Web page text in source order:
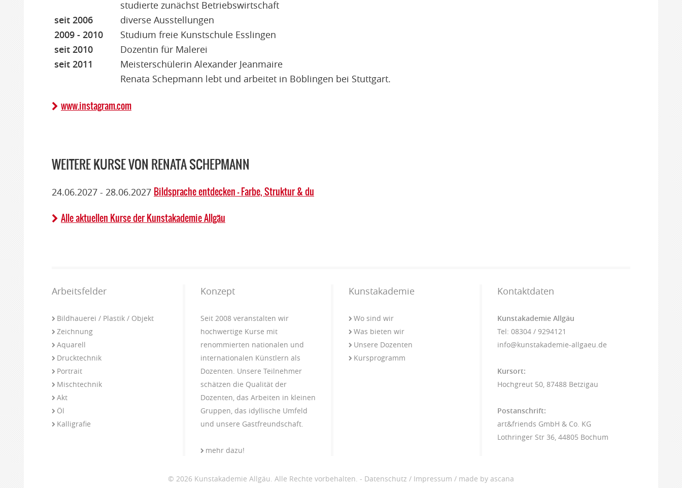
studierte zunächst Betriebswirtschaft
seit 2006
diverse Ausstellungen
2009 - 2010
Studium freie Kunstschule Esslingen
seit 2010
Dozentin für Malerei
seit 2011
Meisterschülerin Alexander Jeanmaire
Renata Schepmann lebt und arbeitet in Böblingen bei Stuttgart.
www.instagram.com
WEITERE KURSE VON RENATA SCHEPMANN
24.06.2027 - 28.06.2027 Bildsprache entdecken – Farbe, Struktur & du
Alle aktuellen Kurse der Kunstakademie Allgäu
Arbeitsfelder
Bildhauerei / Plastik / Objekt
Zeichnung
Aquarell
Drucktechnik
Portrait
Mischtechnik
Akt
Öl
Kalligrafie
Konzept
Seit 2008 veranstalten wir
hochwertige Kurse mit
renommierten nationalen und
internationalen Künstlern als
Dozenten. Unsere Teilnehmer
schätzen die Qualität der
Dozenten, das Arbeiten in kleinen
Gruppen, das idyllische Umfeld
und unsere Gastfreundschaft.
mehr dazu!
Kunstakademie
Wo sind wir
Was bieten wir
Unsere Dozenten
Kursprogramm
Kontaktdaten
Kunstakademie Allgäu
Tel: 08304 / 9294121
info@kunstakademie-allgaeu.de
Kursort:
Hochgreut 50, 87488 Betzigau
Postanschrift:
art&friends GmbH & Co. KG
Lothringer Str 36, 44805 Bochum
© 2026 Kunstakademie Allgäu. Alle Rechte vorbehalten. - Datenschutz / Impressum / made by ascana